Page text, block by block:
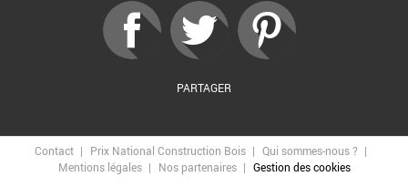
PARTAGER
Contact Prix National Construction Bois
Qui sommes-nous ?
Mentions légales
Nos partenaires Gestion des cookies